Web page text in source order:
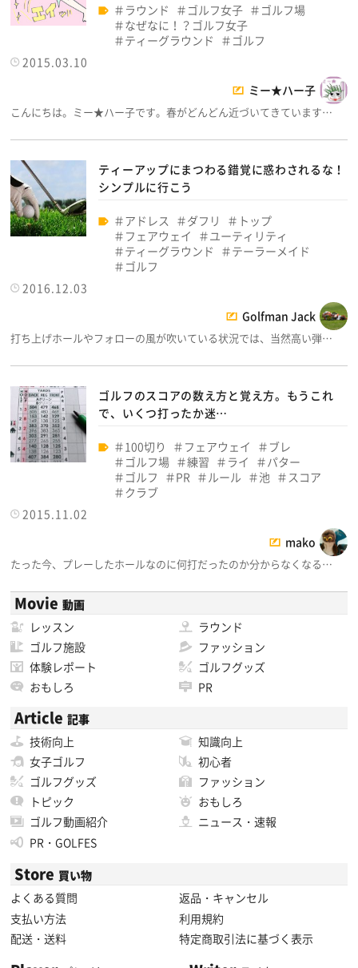
ラウンド ゴルフ女子
ゴルフ場
なぜなに！？ゴルフ女子
ティーグラウンド
ゴルフ
2015.03.10
ミー★ハー子
こんにちは。ミー★ハー子です。春がどんどん近づいてきています…
ティーアップにまつわる錯覚に惑わされるな！
シンプルに行こう
アドレス ダフリ
トップ
フェアウェイ
ユーティリティ
ティーグラウンド
テーラーメイド
ゴルフ
2016.12.03
Golfman Jack
打ち上げホールやフォローの風が吹いている状況では、当然高い弾…
ゴルフのスコアの数え方と覚え方。もうこれ
で、いくつ打ったか迷…
100切り フェアウェイ
ブレ
ゴルフ場
練習 ライ
パター
ゴルフ
PR ルール 池
スコア
クラブ
2015.11.02
mako
たった今、プレーしたホールなのに何打だったのか分からなくなる…
Movie 動画
レッスン
ラウンド
ゴルフ施設
ファッション
体験レポート
ゴルフグッズ
おもしろ
PR
Article 記事
技術向上
知識向上
女子ゴルフ
初心者
ゴルフグッズ
ファッション
トピック
おもしろ
ゴルフ動画紹介
ニュース・速報
PR・GOLFES
Store 買い物
よくある質問
返品・キャンセル
支払い方法
利用規約
配送・送料
特定商取引法に基づく表示